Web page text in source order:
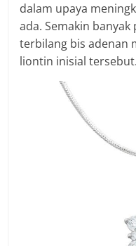
dalam upaya
ada. Semakin
terbilang bis adenan
liontin inisial tersebut.